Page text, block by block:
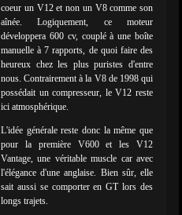
coeur un V12 et non un V8 comme son
aînée. Logiquement, ce moteur
développera 600 cv, couplé à une boîte
manuelle à 7 rapports, de quoi faire des
heureux chez les plus puristes d'entre
nous. Contrairement à la V8 de 1998 qui
possédait un compresseur, le V12 reste
ici atmosphérique.
L'idée générale reste donc la même que
pour la première V600 et les V12
Vantage, une véritable muscle car avec
l'élégance d'une anglaise. Bien sûr, elle
sait aussi se comporter en GT lors des
longs trajets.